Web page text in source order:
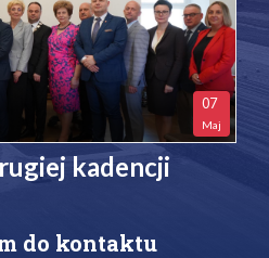
07
Maj
kadencji
do kontaktu